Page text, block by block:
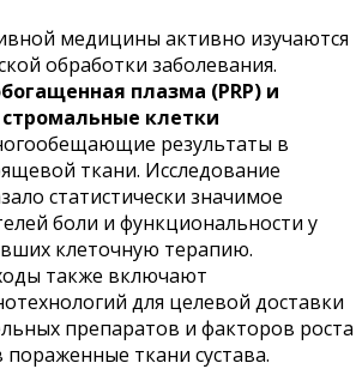
медицины активно изучаются
обработки заболевания.
плазма (PRP) и
клетки
результаты в
ткани. Исследование
статистически значимое
боли и функциональности у
клеточную терапию.
также включают
для целевой доставки
препаратов и факторов роста
ткани сустава.